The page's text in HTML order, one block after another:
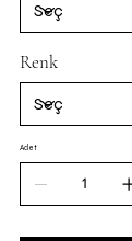
Renk
Adet